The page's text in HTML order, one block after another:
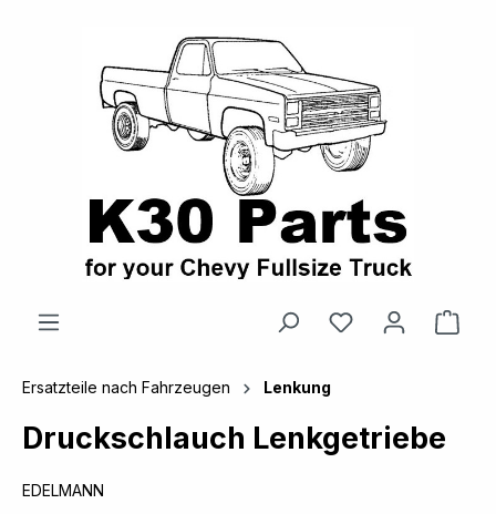
Ersatzteile nach Fahrzeugen Lenkung
Druckschlauch Lenkgetriebe
EDELMANN